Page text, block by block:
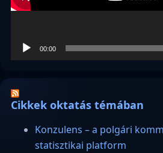
00:00
Cikkek oktatás témában
Konzulens – a polgári
statisztikai platform